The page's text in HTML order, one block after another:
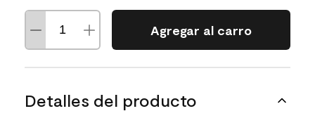
Agregar al carro
Detalles del producto